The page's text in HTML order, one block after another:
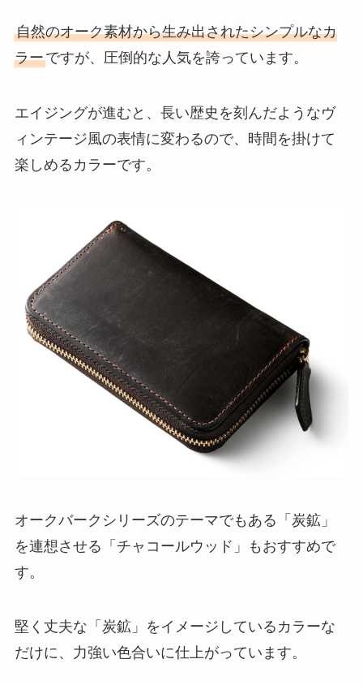
自然のオーク素材から生み出されたシンプルなカ
ラーですが、圧倒的な人気を誇っています。
エイジングが進むと、長い歴史を刻んだようなヴ
ィンテージ風の表情に変わるので、時間を掛けて
楽しめるカラーです。
オークバークシリーズのテーマでもある「炭鉱」
を連想させる「チャコールウッド」もおすすめで
す。
堅く丈夫な「炭鉱」をイメージしているカラーな
だけに、力強い色合いに仕上がっています。